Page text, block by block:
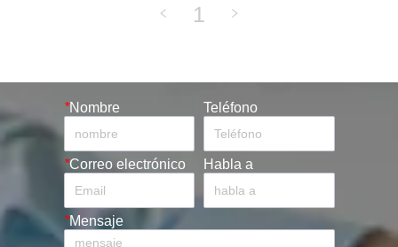
1
*Nombre Teléfono
*Correo electrónico Habla a
*Mensaje